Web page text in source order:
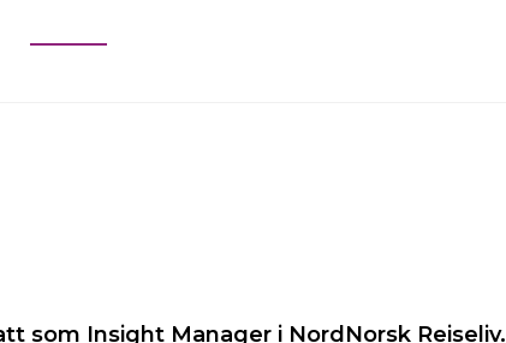
som Insight Manager i NordNorsk Reiseliv.